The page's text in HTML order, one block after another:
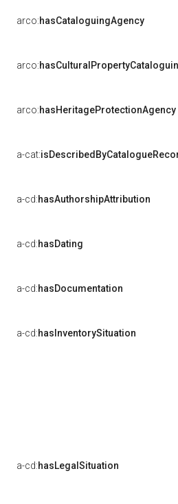
arco:hasCataloguingAgency
arco:
arco:hasHeritageProtectionAgency
a-cat:
a-cd:hasAuthorshipAttribution
a-cd:hasDating
a-cd:hasDocumentation
a-cd:hasInventorySituation
a-cd:hasLegalSituation